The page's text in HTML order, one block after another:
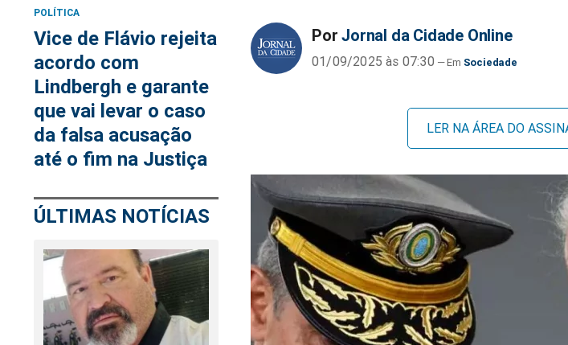
POLÍTICA
Vice de Flávio rejeita
acordo com
Lindbergh e garante
que vai levar o caso
da falsa acusação
até o fim na Justiça
ÚLTIMAS NOTÍCIAS
Por Jornal da Cidade Online
01/09/2025 às 07:30 Sociedade
LER NA ÁREA DO